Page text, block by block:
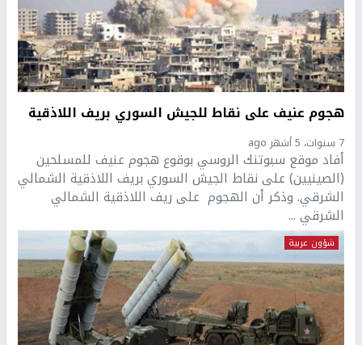
هجوم عنيف على نقاط للجيش السوري بريف اللاذقية
7 سنوات، 5 أشهر ago
أفاد موقع سبوتنك الروسي بوقوع هجوم عنيف للمسلحين
(الصينيين) على نقاط الجيش السوري بريف اللاذقية الشمالي
الشرقي. وذكر أن الهجوم على ريف اللاذقية الشمالي
الشرقي ...
شؤون عربية